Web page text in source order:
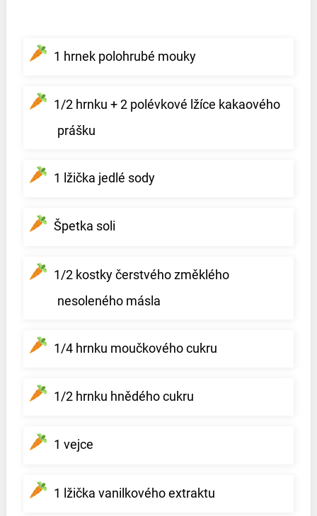
1 hrnek polohrubé mouky
1/2 hrnku + 2 polévkové lžíce kakaového
prášku
1 lžička jedlé sody
Špetka soli
1/2 kostky čerstvého změklého
nesoleného másla
1/4 hrnku moučkového cukru
1/2 hrnku hnědého cukru
1 vejce
1 lžička vanilkového extraktu